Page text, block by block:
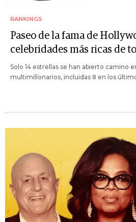
RANKINGS
Paseo de la fama de
celebridades más ricas de
Solo 14 estrellas se han abierto camino
multimillonarios, incluidas 8 en los